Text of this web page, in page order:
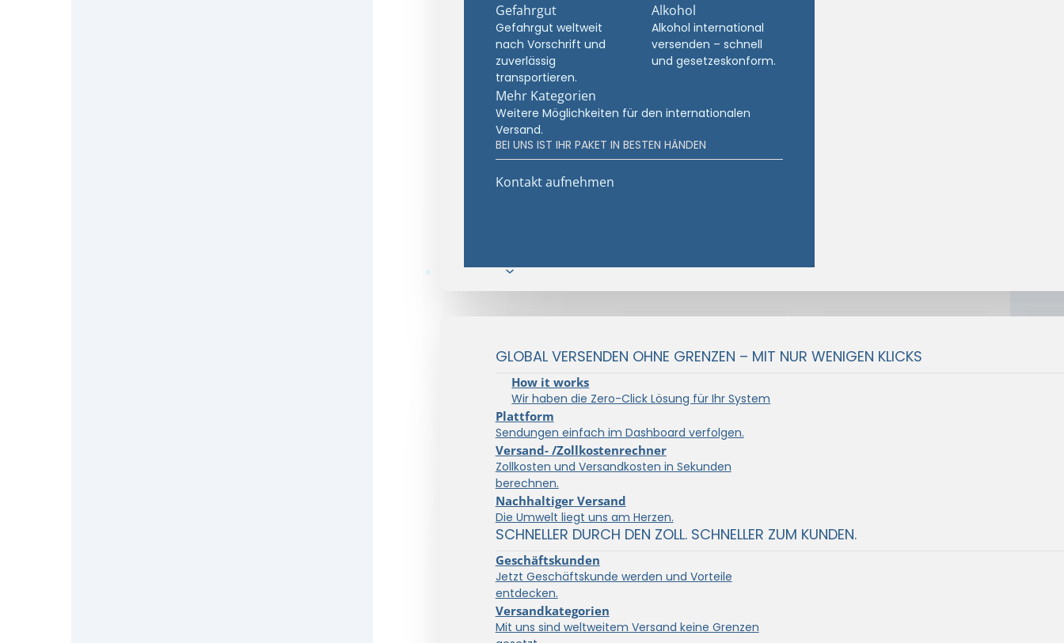
Gefahrgut
Gefahrgut weltweit
nach Vorschrift und
zuverlässig
transportieren.
Alkohol
Alkohol international
versenden – schnell
und gesetzeskonform.
Mehr Kategorien
Weitere Möglichkeiten für den internationalen
Versand.
BEI UNS IST IHR PAKET IN BESTEN HÄNDEN
Kontakt aufnehmen
Lösungen
GLOBAL VERSENDEN OHNE GRENZEN – MIT NUR WENIGEN KLICKS
How it works
Wir haben die Zero-Click Lösung für Ihr System
Plattform
Sendungen einfach im Dashboard verfolgen.
Versand- /Zollkostenrechner
Zollkosten und Versandkosten in Sekunden
berechnen.
Nachhaltiger Versand
Die Umwelt liegt uns am Herzen.
SCHNELLER DURCH DEN ZOLL. SCHNELLER ZUM KUNDEN.
Geschäftskunden
Jetzt Geschäftskunde werden und Vorteile
entdecken.
Versandkategorien
Mit uns sind weltweitem Versand keine Grenzen